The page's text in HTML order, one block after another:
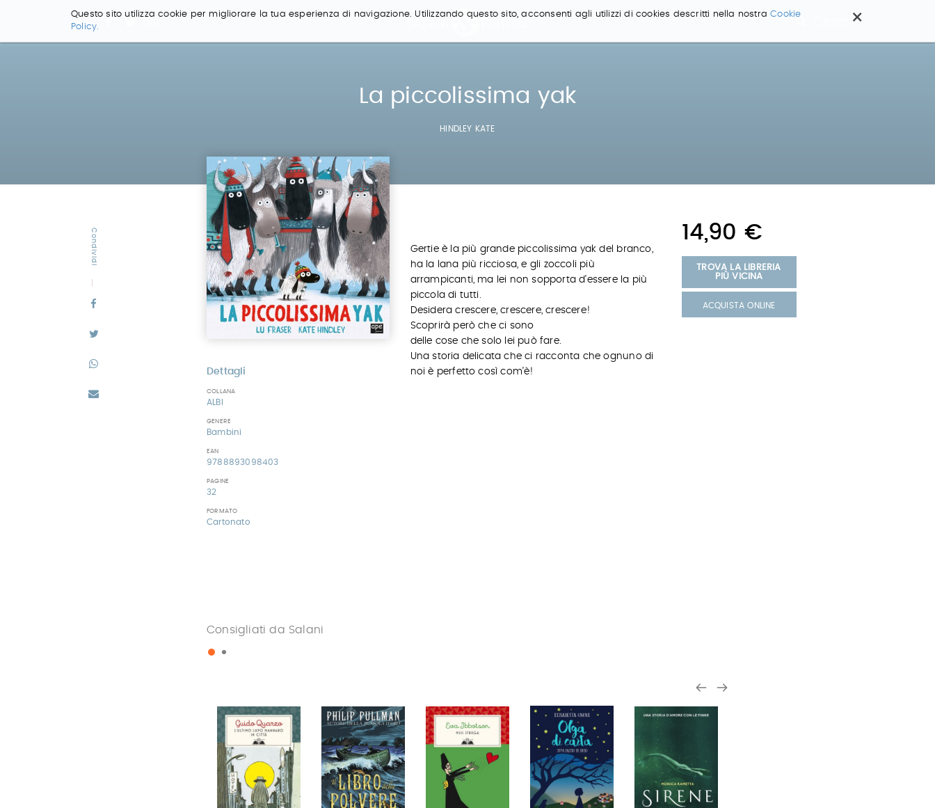
×
Questo sito utilizza cookie per migliorare la tua esperienza di navigazione. Utilizzando questo sito, acconsenti agli utilizzi di cookies descritti nella nostraCookie
Policy.
Cerca ...
La piccolissima yak
HINDLEY KATE
Condividi
Dettagli
COLLANA
ALBI
GENERE
Bambini
EAN
9788893098403
PAGINE
32
FORMATO
Cartonato
Gertie è la più grande piccolissima yak del branco,
ha la lana più ricciosa, e gli zoccoli più
arrampicanti, ma lei non sopporta d’essere la più
piccola di tutti.
Desidera crescere, crescere, crescere!
Scoprirà però che ci sono
delle cose che solo lei può fare.
Una storia delicata che ci racconta che ognuno di
noi è perfetto così com’è!
14,90 €
TROVA LA LIBRERIA
PIÙ VICINA
ACQUISTA ONLINE
Consigliati da Salani